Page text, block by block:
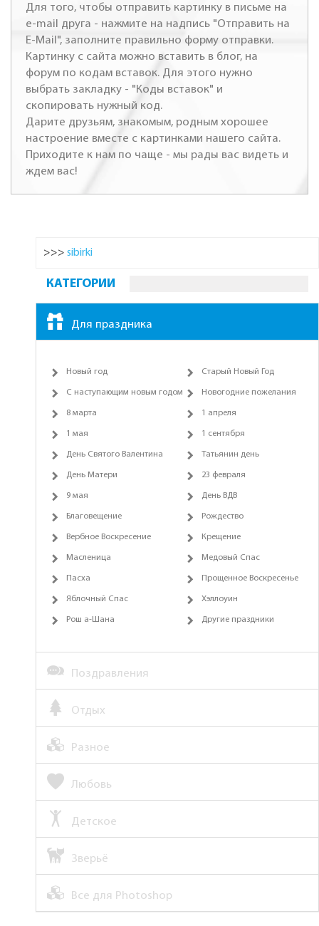
Для того, чтобы отправить картинку в письме на
e-mail друга - нажмите на надпись "Отправить на
E-Mail", заполните правильно форму отправки.
Картинку с сайта можно вставить в блог, на
форум по кодам вставок. Для этого нужно
выбрать закладку - "Коды вставок" и
скопировать нужный код.
Дарите друзьям, знакомым, родным хорошее
настроение вместе с картинками нашего сайта.
Приходите к нам по чаще - мы рады вас видеть и
ждем вас!
>>> sibirki
КАТЕГОРИИ
Для праздника
Новый год Старый Новый Год
С наступающим новым годом Новогодние пожелания
8 марта 1 апреля
1 мая 1 сентября
День Святого Валентина Татьянин день
День Матери 23 февраля
9 мая День ВДВ
Благовещение Рождество
Вербное Воскресение Крещение
Масленица Медовый Спас
Пасха Прощенное Воскресенье
Яблочный Спас Хэллоуин
Рош а-Шана Другие праздники
Поздравления
Отдых
Разное
Любовь
Детское
Зверьё
Все для Photoshop